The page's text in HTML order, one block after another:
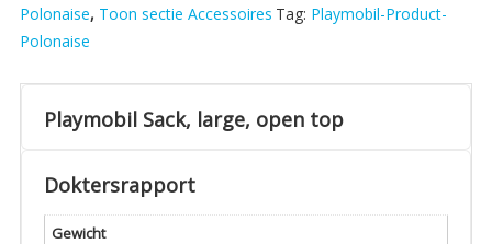
aantal
Polonaise, Toon sectie Accessoires Tag: Playmobil-Product-
Polonaise
Playmobil Sack, large, open top
Doktersrapport
Gewicht